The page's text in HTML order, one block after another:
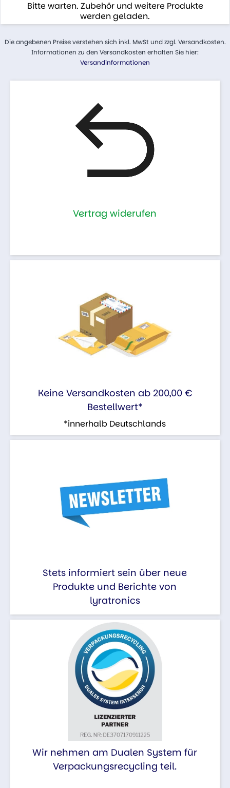
Bitte warten. Zubehör und weitere Produkte
werden geladen.
Die angebenen Preise verstehen sich inkl. MwSt und zzgl. Versandkosten.
Informationen zu den Versandkosten erhalten Sie hier:
Versandinformationen
Vertrag widerufen
Keine Versandkosten ab 200,00 €
Bestellwert*
*innerhalb Deutschlands
Stets informiert sein über neue
Produkte und Berichte von
lyratronics
Wir nehmen am Dualen System für
Verpackungsrecycling teil.